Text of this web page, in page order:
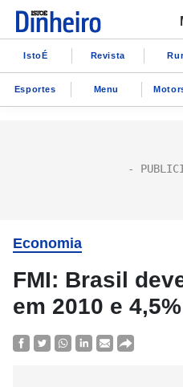
IstoÉ Revista
Esportes Menu
Economia
FMI: Brasil
em 2010 e